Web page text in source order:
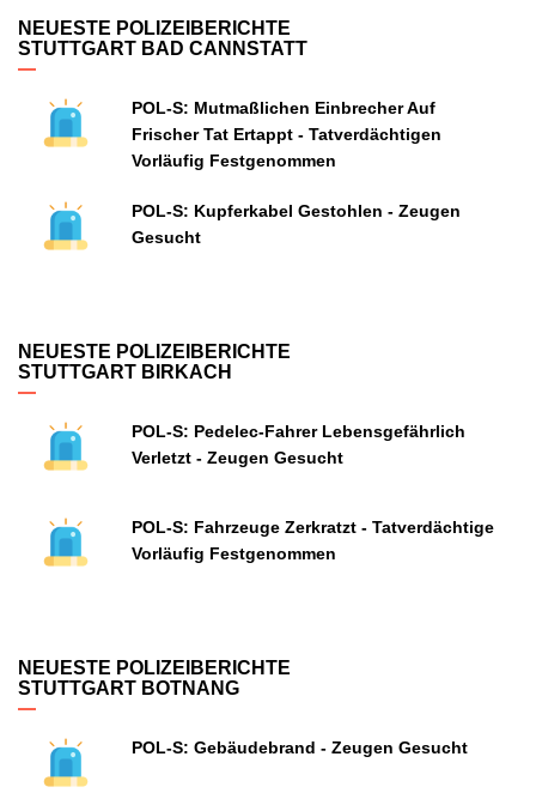
NEUESTE POLIZEIBERICHTE
STUTTGART BAD CANNSTATT
POL-S: Mutmaßlichen Einbrecher Auf
Frischer Tat Ertappt - Tatverdächtigen
Vorläufig Festgenommen
POL-S: Kupferkabel Gestohlen - Zeugen
Gesucht
NEUESTE POLIZEIBERICHTE
STUTTGART BIRKACH
POL-S: Pedelec-Fahrer Lebensgefährlich
Verletzt - Zeugen Gesucht
POL-S: Fahrzeuge Zerkratzt - Tatverdächtige
Vorläufig Festgenommen
NEUESTE POLIZEIBERICHTE
STUTTGART BOTNANG
POL-S: Gebäudebrand - Zeugen Gesucht